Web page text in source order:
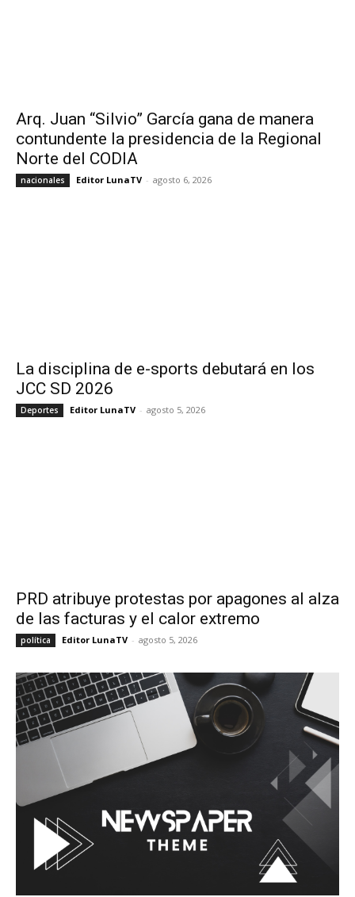
Arq. Juan “Silvio” García gana de manera
contundente la presidencia de la Regional
Norte del CODIA
nacionales Editor LunaTV - agosto 6, 2026
La disciplina de e-sports debutará en los
JCC SD 2026
Deportes Editor LunaTV - agosto 5, 2026
PRD atribuye protestas por apagones al alza
de las facturas y el calor extremo
política Editor LunaTV - agosto 5, 2026